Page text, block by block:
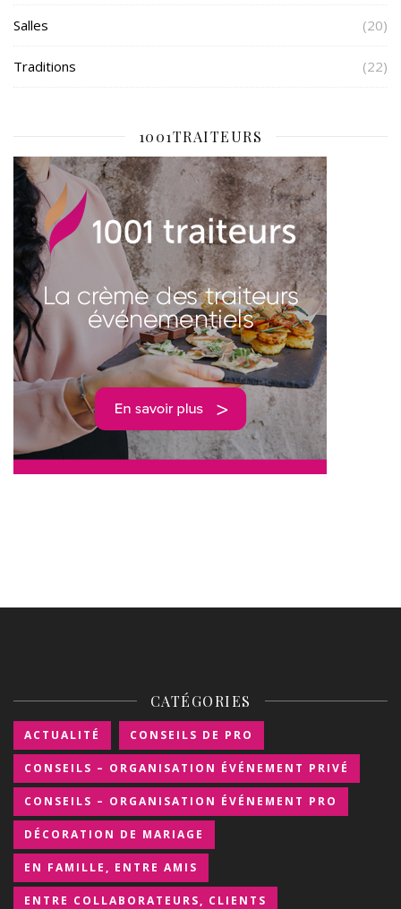
Salles (20)
Traditions (22)
1001TRAITEURS
CATÉGORIES
ACTUALITÉ CONSEILS DE PRO
CONSEILS – ORGANISATION ÉVÉNEMENT PRIVÉ
CONSEILS – ORGANISATION ÉVÉNEMENT PRO
DÉCORATION DE MARIAGE
EN FAMILLE, ENTRE AMIS
ENTRE COLLABORATEURS, CLIENTS